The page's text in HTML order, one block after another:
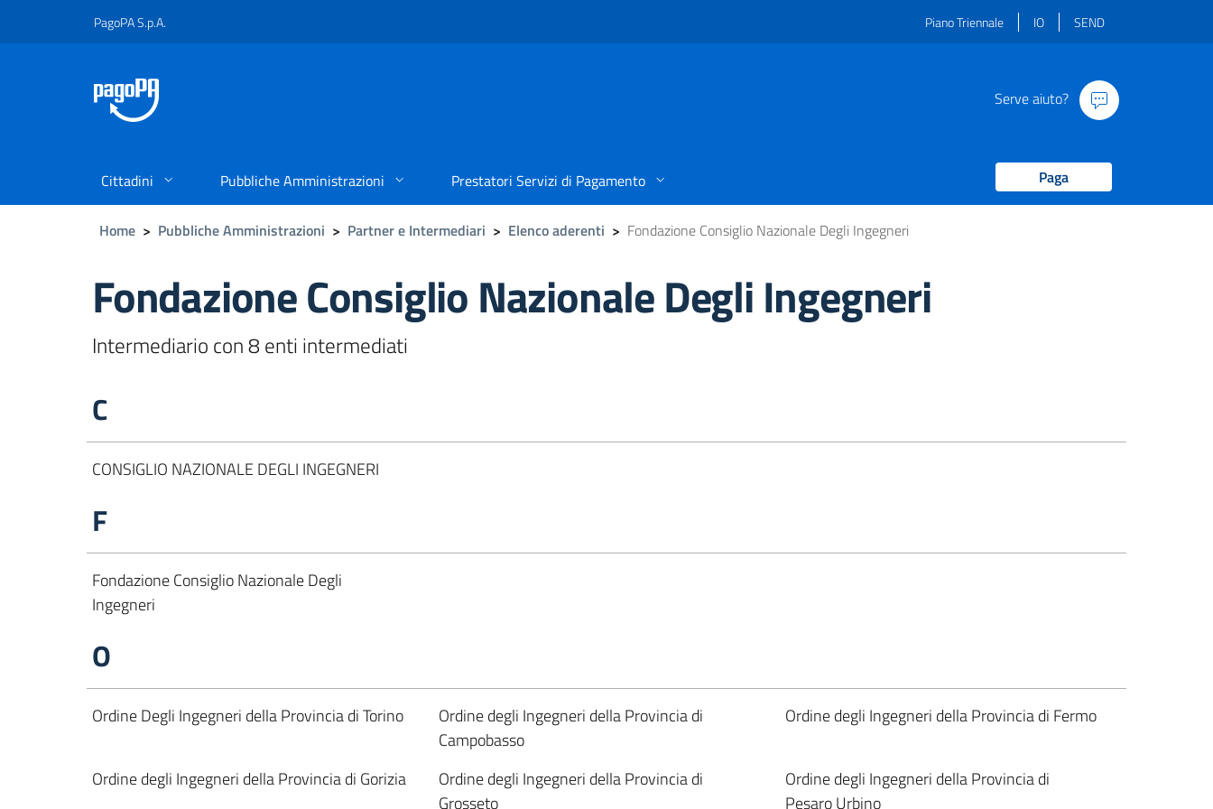
PagoPA S.p.A. Piano Triennale IO SEND
Serve aiuto?
Cittadini Pubbliche Amministrazioni Prestatori Servizi di Pagamento Paga
Home > Pubbliche Amministrazioni > Partner e Intermediari > Elenco aderenti > Fondazione Consiglio Nazionale Degli Ingegneri
Fondazione Consiglio Nazionale Degli Ingegneri
Intermediario con 8 enti intermediati
C
CONSIGLIO NAZIONALE DEGLI INGEGNERI
F
Fondazione Consiglio Nazionale Degli
Ingegneri
O
Ordine Degli Ingegneri della Provincia di Torino
Ordine degli Ingegneri della Provincia di
Campobasso
Ordine degli Ingegneri della Provincia di Fermo
Ordine degli Ingegneri della Provincia di Gorizia
Ordine degli Ingegneri della Provincia di
Grosseto
Ordine degli Ingegneri della Provincia di
Pesaro Urbino